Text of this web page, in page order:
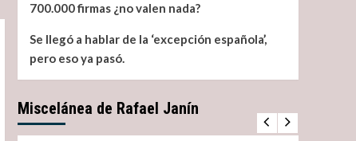
700.000 firmas ¿no valen nada?
Se llegó a hablar de la ‘excepción española’,
pero eso ya pasó.
Miscelánea de Rafael Janín
Miscelánea Noticias